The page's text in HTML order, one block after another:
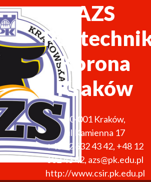
AZS
Korona
Kraków
30-001 Kraków,
ul.Kamienna 17
+48 12 632 43 42, +48 12
632 43 42, azs@pk.edu.pl
http://www.csir.pk.edu.pl